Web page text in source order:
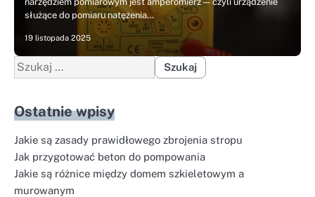
służące do pomiaru natężenia…
19 listopada 2025
Szukaj:
Ostatnie wpisy
Jakie są zasady prawidłowego zbrojenia stropu
Jak przygotować beton do pompowania
Jakie są różnice między domem szkieletowym a
murowanym